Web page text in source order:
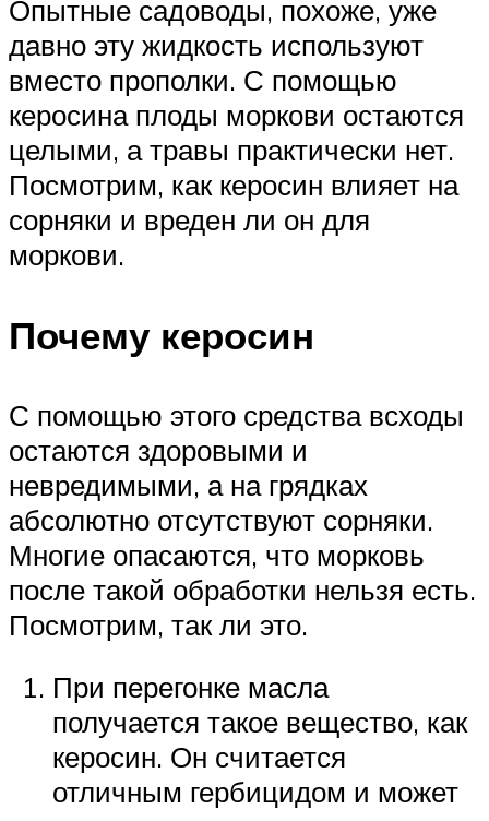
Опытные садоводы, похоже, уже
давно эту жидкость используют
вместо прополки. С помощью
керосина плоды моркови остаются
целыми, а травы практически нет.
Посмотрим, как керосин влияет на
сорняки и вреден ли он для
моркови.
Почему керосин
С помощью этого средства всходы
остаются здоровыми и
невредимыми, а на грядках
абсолютно отсутствуют сорняки.
Многие опасаются, что морковь
после такой обработки нельзя есть.
Посмотрим, так ли это.
При перегонке масла
получается такое вещество, как
керосин. Он считается
отличным гербицидом и может